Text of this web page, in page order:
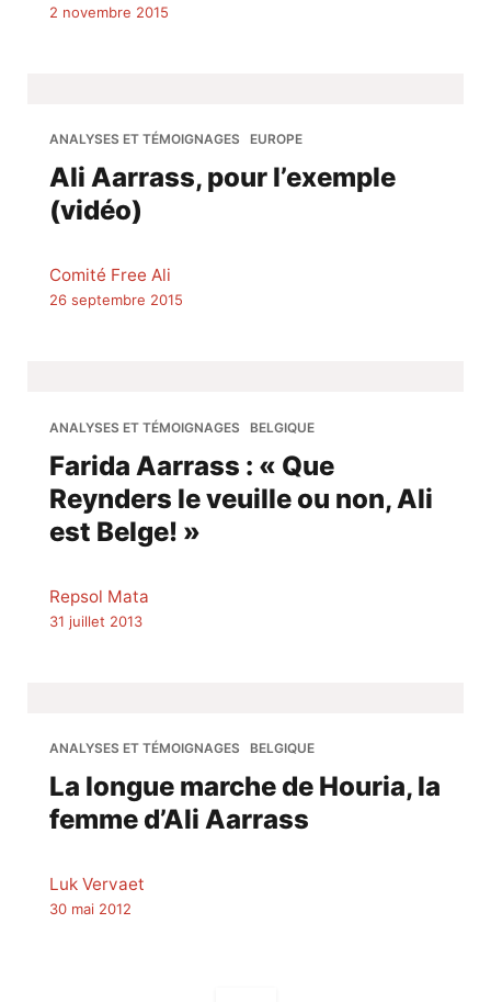
2 novembre 2015
ANALYSES ET TÉMOIGNAGES EUROPE
Ali Aarrass, pour l’exemple
(vidéo)
Comité Free Ali
26 septembre 2015
ANALYSES ET TÉMOIGNAGES BELGIQUE
Farida Aarrass : « Que
Reynders le veuille ou non, Ali
est Belge! »
Repsol Mata
31 juillet 2013
ANALYSES ET TÉMOIGNAGES BELGIQUE
La longue marche de Houria, la
femme d’Ali Aarrass
Luk Vervaet
30 mai 2012